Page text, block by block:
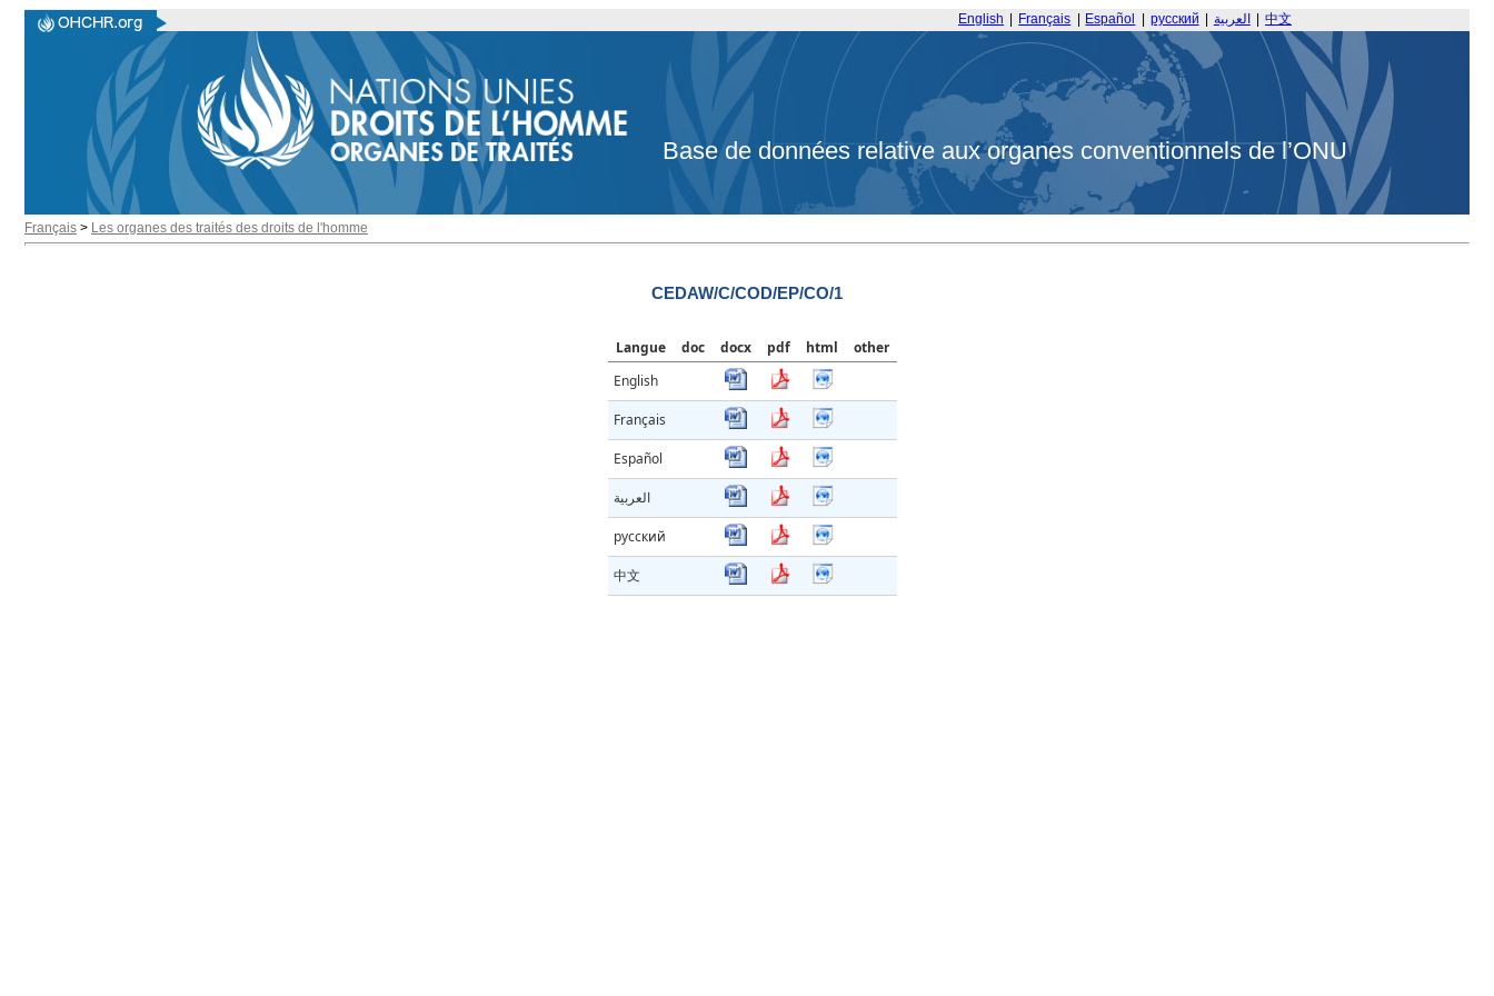
English Français Español русский العربية 中文
Base de données relative aux organes conventionnels de l’ONU
Français > Les organes des traités des droits de l'homme
CEDAW/C/COD/EP/CO/1
Langue doc docx pdf html
other
English
Français
Español
العربية
русский
中文